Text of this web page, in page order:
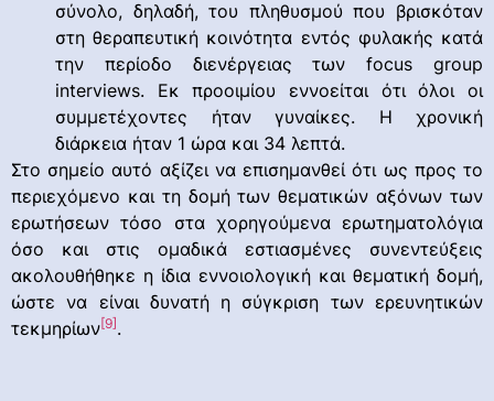
σύνολο, δηλαδή, του πληθυσμού που βρισκόταν
στη θεραπευτική κοινότητα εντός φυλακής κατά
την περίοδο διενέργειας των focus group
interviews. Εκ προοιμίου εννοείται ότι όλοι οι
συμμετέχοντες ήταν γυναίκες. Η χρονική
διάρκεια ήταν 1 ώρα και 34 λεπτά.
Στο σημείο αυτό αξίζει να επισημανθεί ότι ως προς το
περιεχόμενο και τη δομή των θεματικών αξόνων των
ερωτήσεων τόσο στα χορηγούμενα ερωτηματολόγια
όσο και στις ομαδικά εστιασμένες συνεντεύξεις
ακολουθήθηκε η ίδια εννοιολογική και θεματική δομή,
ώστε να είναι δυνατή η σύγκριση των ερευνητικών
τεκμηρίων[9] .